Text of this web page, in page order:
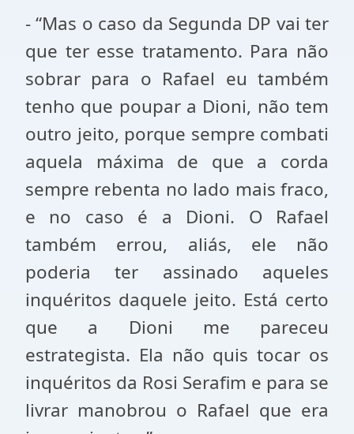
- “Mas o caso da Segunda DP vai ter
que ter esse tratamento. Para não
sobrar para o Rafael eu também
tenho que poupar a Dioni, não tem
outro jeito, porque sempre combati
aquela máxima de que a corda
sempre rebenta no lado mais fraco,
e no caso é a Dioni. O Rafael
também errou, aliás, ele não
poderia ter assinado aqueles
inquéritos daquele jeito. Está certo
que a Dioni me pareceu
estrategista. Ela não quis tocar os
inquéritos da Rosi Serafim e para se
livrar manobrou o Rafael que era